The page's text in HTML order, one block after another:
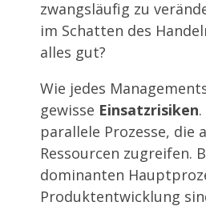
zwangsläufig zu
im Schatten des
alles gut?
Wie jedes
gewisse Einsatzrisiken
parallele Prozesse, die
Ressourcen zugreifen.
dominanten
Produktentwicklung